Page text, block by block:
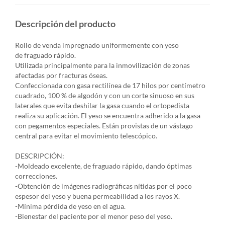
Descripción del producto
Rollo de venda impregnado uniformemente con yeso
de fraguado rápido.
Utilizada principalmente para la inmovilización de zonas
afectadas por fracturas óseas.
Confeccionada con gasa rectilínea de 17 hilos por centímetro
cuadrado, 100 % de algodón y con un corte sinuoso en sus
laterales que evita deshilar la gasa cuando el ortopedista
realiza su aplicación. El yeso se encuentra adherido a la gasa
con pegamentos especiales. Están provistas de un vástago
central para evitar el movimiento telescópico.
DESCRIPCIÓN:
-Moldeado excelente, de fraguado rápido, dando óptimas
correcciones.
-Obtención de imágenes radiográficas nítidas por el poco
espesor del yeso y buena permeabilidad a los rayos X.
-Mínima pérdida de yeso en el agua.
-Bienestar del paciente por el menor peso del yeso.